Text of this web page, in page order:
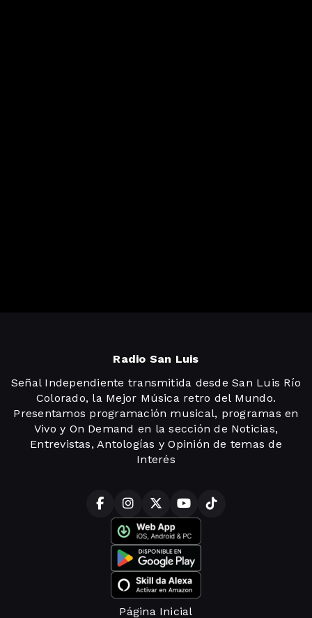
Radio San Luis
Señal Independiente transmitida desde San Luis Río
Colorado, la Mejor Música retro del Mundo.
Presentamos programación musical, programas en
Vivo y On Demand en la sección de Noticias,
Entrevistas, Antologías y Opinión de temas de
Interés
Página Inicial